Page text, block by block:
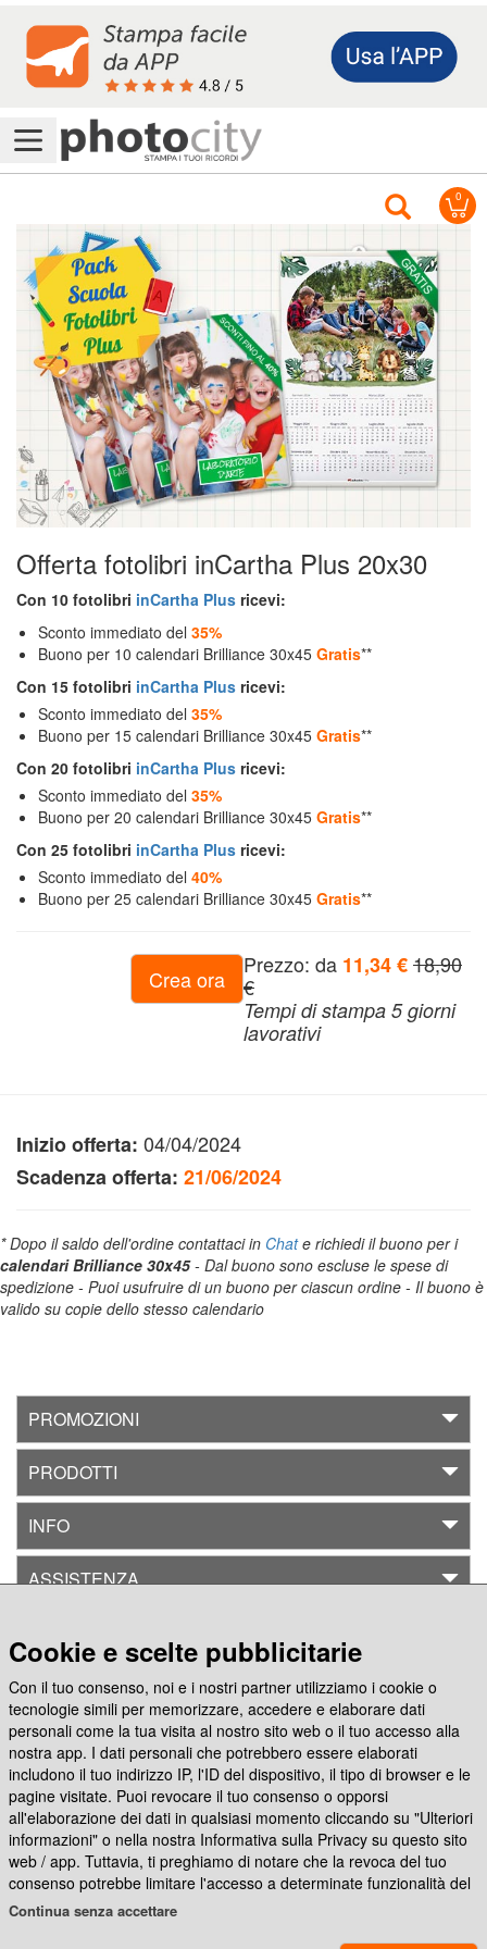
&
Promo
Assistenza
Foto
Calendari
Fotolibri
Fotoarredo
Fotoregali
Fashion
Card&Box
Lab
al
menù
AlpitourWorld
AlpitourWorld
Enel
Gardenia
TIM
Party
Vodafone
0
Offerta fotolibri inCartha Plus 20x30
Con 10 fotolibri inCartha Plus ricevi:
Sconto immediato del 35%
Buono per 10 calendari Brilliance 30x45 Gratis**
Con 15 fotolibri inCartha Plus ricevi:
Sconto immediato del 35%
Buono per 15 calendari Brilliance 30x45 Gratis**
Con 20 fotolibri inCartha Plus ricevi:
Sconto immediato del 35%
Buono per 20 calendari Brilliance 30x45 Gratis**
Con 25 fotolibri inCartha Plus ricevi:
Sconto immediato del 40%
Buono per 25 calendari Brilliance 30x45 Gratis**
Crea ora
Prezzo: da 11,34 €18,90
€
Tempi di stampa 5 giorni
lavorativi
Inizio offerta: 04/04/2024
Scadenza offerta: 21/06/2024
* Dopo il saldo dell'ordine contattaci in Chate richiedi il buono per i
calendari Brilliance 30x45- Dal buono sono escluse le spese di
spedizione - Puoi usufruire di un buono per ciascun ordine - Il buono è
valido su copie dello stesso calendario
PROMOZIONI
PRODOTTI
INFO
ASSISTENZA
Seguici su
App Photocity Gratis
Cookie e scelte pubblicitarie
Con il tuo consenso, noi e i nostri partner utilizziamo i cookie o
tecnologie simili per memorizzare, accedere e elaborare dati
personali come la tua visita al nostro sito web o il tuo accesso alla
nostra app. I dati personali che potrebbero essere elaborati
includono il tuo indirizzo IP, l'ID del dispositivo, il tipo di browser e le
pagine visitate. Puoi revocare il tuo consenso o opporsi
all'elaborazione dei dati in qualsiasi momento cliccando su "Ulteriori
informazioni" o nella nostra Informativa sulla Privacy su questo sito
web / app. Tuttavia, ti preghiamo di notare che la revoca del tuo
consenso potrebbe limitare l'accesso a determinate funzionalità del
nostro sito web o dell'app.
Continua senza accettare